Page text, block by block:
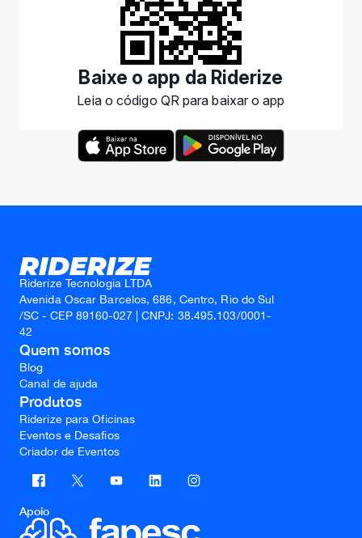
Baixe o app da Riderize
Leia o código QR para baixar o app
Riderize Tecnologia LTDA
Avenida Oscar Barcelos, 686, Centro, Rio do Sul
/SC - CEP 89160-027 | CNPJ: 38.495.103/0001-
42
Quem somos
Blog
Canal de ajuda
Produtos
Riderize para Oficinas
Eventos e Desafios
Criador de Eventos
Apoio